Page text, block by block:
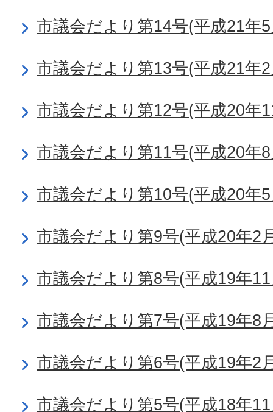
市議会だより第14号(平成21年
市議会だより第13号(平成21年
市議会だより第12号(平成20年
市議会だより第11号(平成20年
市議会だより第10号(平成20年
市議会だより第9号(平成20年2
市議会だより第8号(平成19年
市議会だより第7号(平成19年8
市議会だより第6号(平成19年2
市議会だより第5号(平成18年